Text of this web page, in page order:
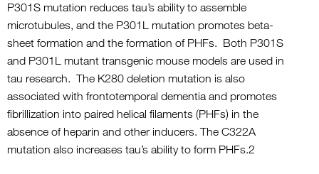
P301S mutation reduces tau’s ability to assemble
microtubules, and the P301L mutation promotes beta-
sheet formation and the formation of PHFs. Both P301S
and P301L mutant transgenic mouse models are used in
tau research. The K280 deletion mutation is also
associated with frontotemporal dementia and promotes
fibrillization into paired helical filaments (PHFs) in the
absence of heparin and other inducers. The C322A
mutation also increases tau’s ability to form PHFs.2